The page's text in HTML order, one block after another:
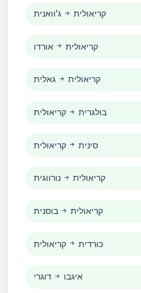
קריאולית ג'וואנית
קריאולית אורדו
קריאולית גאלית
בולגרית קריאולית
סינית קריאולית
קריאולית נורווגית
קריאולית בוסנית
כורדית קריאולית
איגבו דוגרי